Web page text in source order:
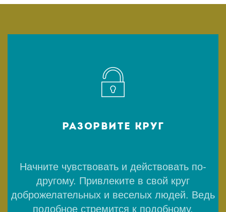
РАЗОРВИТЕ КРУГ
Начните чувствовать и действовать по-
другому. Привлеките в свой круг
доброжелательных и веселых людей. Ведь
подобное стремится к подобному.